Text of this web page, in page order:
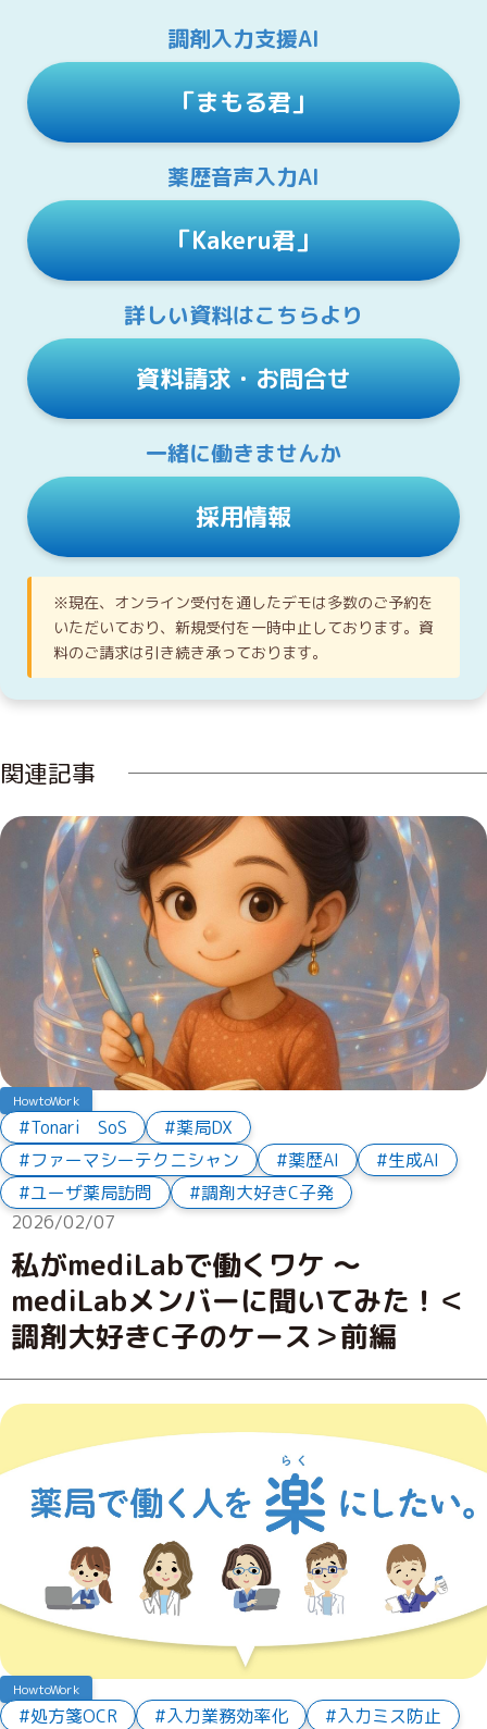
調剤入力支援AI
「まもる君」
薬歴音声入力AI
「Kakeru君」
詳しい資料はこちらより
資料請求・お問合せ
一緒に働きませんか
採用情報
※現在、オンライン受付を通したデモは多数のご予約を
いただいており、新規受付を一時中止しております。資
料のご請求は引き続き承っております。
関連記事
HowtoWork
Tonari SoS
薬局DX
ファーマシーテクニシャン
薬歴AI
生成AI
ユーザ薬局訪問
調剤大好きC子発
2026/02/07
私がmediLabで働くワケ ～
mediLabメンバーに聞いてみた！＜
調剤大好きC子のケース＞前編
HowtoWork
処方箋OCR 入力業務効率化
入力ミス防止